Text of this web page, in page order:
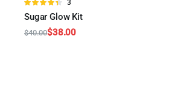
Valorado
en
de
3
Sugar Glow Kit
AÑADIR AL CARRITO
$40.00$38.00